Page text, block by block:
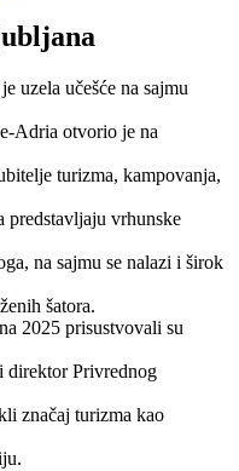
uzela učešće na sajmu
Adria otvorio je na
turizma, kampovanja,
predstavljaju vrhunske
na sajmu se nalazi i širok
šatora.
2025 prisustvovali su
direktor Privrednog
značaj turizma kao